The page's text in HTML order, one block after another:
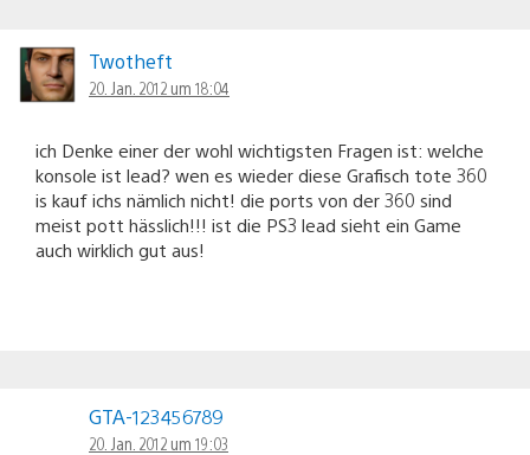
Twotheft
20. Jan. 2012 um 18:04
ich Denke einer der wohl wichtigsten Fragen ist: welche
konsole ist lead? wen es wieder diese Grafisch tote 360
is kauf ichs nämlich nicht! die ports von der 360 sind
meist pott hässlich!!! ist die PS3 lead sieht ein Game
auch wirklich gut aus!
GTA-123456789
20. Jan. 2012 um 19:03